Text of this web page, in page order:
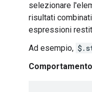
selezionare
risultati
espressioni
Ad esempio,